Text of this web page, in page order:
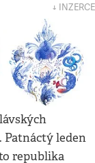
↓ INZERCE
Patnáctý leden
republika